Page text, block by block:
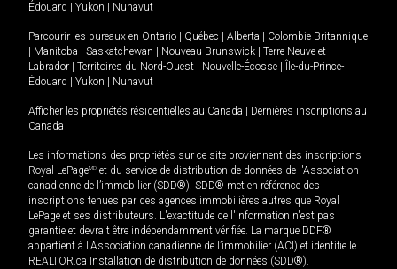
Édouard
Yukon Nunavut
Parcourir les bureaux en Ontario Québec Alberta
Colombie-Britannique
Manitoba Saskatchewan Nouveau-Brunswick
Terre-Neuve-et-
Labrador
Territoires du Nord-Ouest Nouvelle-Écosse
Île-du-Prince-
Édouard
Yukon Nunavut
Afficher les propriétés résidentielles au Canada
Dernières inscriptions au
Canada
Les informations des propriétés sur ce site proviennent des inscriptions
Royal LePageMD et du service de distribution de données de l'Association
canadienne de l’immobilier (SDD®). SDD® met en référence des
inscriptions tenues par des agences immobilières autres que Royal
LePage et ses distributeurs. L'exactitude de l'information n'est pas
garantie et devrait être indépendamment vérifiée. La marque DDF®
appartient à l'Association canadienne de l’immobilier (ACI) et identifie le
REALTOR.ca Installation de distribution de données (SDD®).